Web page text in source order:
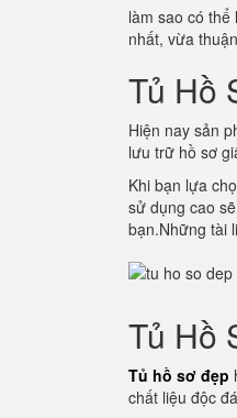
làm sao có thể
nhất, vừa
Tủ Hồ
Hiện nay sản
lưu trữ hồ sơ
Khi bạn lựa
sử dụng cao
bạn.Những tài
Tủ Hồ
Tủ hồ sơ đẹp
chất liệu độc